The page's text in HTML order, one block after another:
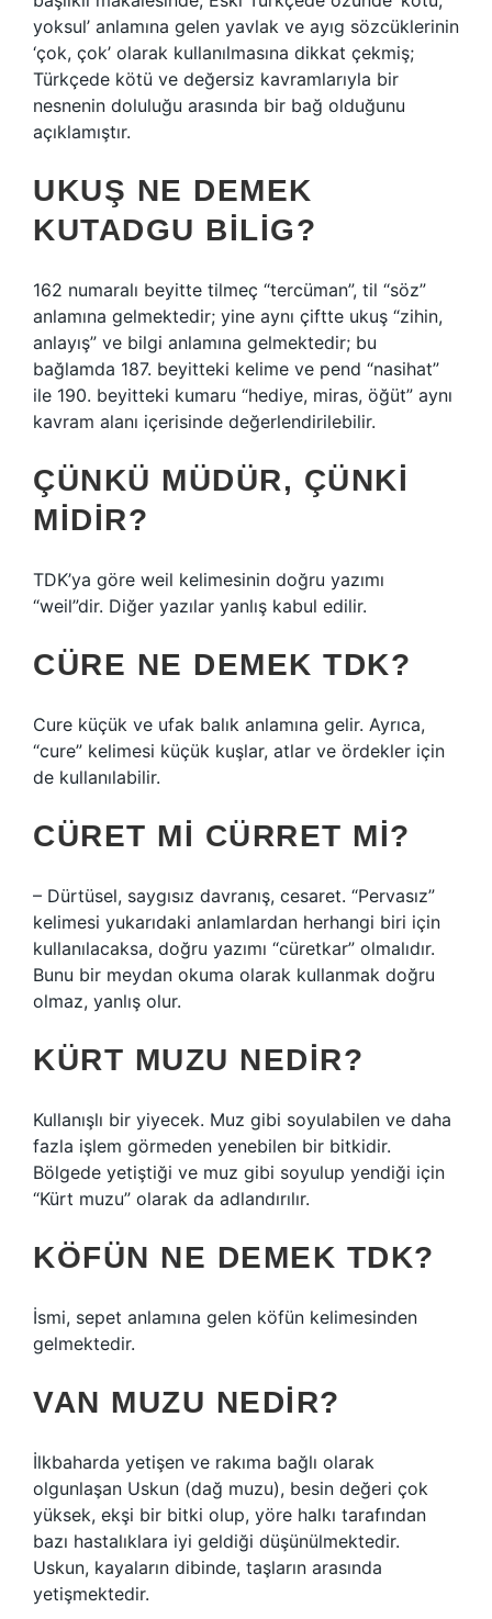
yoksul’ anlamına gelen yavlak ve ayıg sözcüklerinin
‘çok, çok’ olarak kullanılmasına dikkat çekmiş;
Türkçede kötü ve değersiz kavramlarıyla bir
nesnenin doluluğu arasında bir bağ olduğunu
açıklamıştır.
UKUŞ NE DEMEK
KUTADGU BILIG?
162 numaralı beyitte tilmeç “tercüman”, til “söz”
anlamına gelmektedir; yine aynı çiftte ukuş “zihin,
anlayış” ve bilgi anlamına gelmektedir; bu
bağlamda 187. beyitteki kelime ve pend “nasihat”
ile 190. beyitteki kumaru “hediye, miras, öğüt” aynı
kavram alanı içerisinde değerlendirilebilir.
ÇÜNKÜ MÜDÜR, ÇÜNKI
MIDIR?
TDK’ya göre weil kelimesinin doğru yazımı
“weil”dir. Diğer yazılar yanlış kabul edilir.
CÜRE NE DEMEK TDK?
Cure küçük ve ufak balık anlamına gelir. Ayrıca,
“cure” kelimesi küçük kuşlar, atlar ve ördekler için
de kullanılabilir.
CÜRET MI CÜRRET MI?
– Dürtüsel, saygısız davranış, cesaret. “Pervasız”
kelimesi yukarıdaki anlamlardan herhangi biri için
kullanılacaksa, doğru yazımı “cüretkar” olmalıdır.
Bunu bir meydan okuma olarak kullanmak doğru
olmaz, yanlış olur.
KÜRT MUZU NEDIR?
Kullanışlı bir yiyecek. Muz gibi soyulabilen ve daha
fazla işlem görmeden yenebilen bir bitkidir.
Bölgede yetiştiği ve muz gibi soyulup yendiği için
“Kürt muzu” olarak da adlandırılır.
KÖFÜN NE DEMEK TDK?
İsmi, sepet anlamına gelen köfün kelimesinden
gelmektedir.
VAN MUZU NEDIR?
İlkbaharda yetişen ve rakıma bağlı olarak
olgunlaşan Uskun (dağ muzu), besin değeri çok
yüksek, ekşi bir bitki olup, yöre halkı tarafından
bazı hastalıklara iyi geldiği düşünülmektedir.
Uskun, kayaların dibinde, taşların arasında
yetişmektedir.